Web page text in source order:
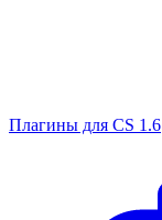
Плагины для CS 1.6